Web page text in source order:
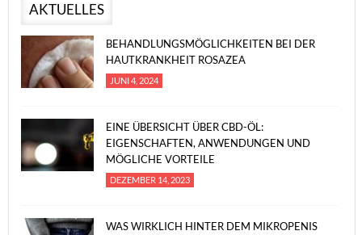
AKTUELLES
BEHANDLUNGSMÖGLICHKEITEN BEI DER
HAUTKRANKHEIT ROSAZEA
JUNI 4, 2024
EINE ÜBERSICHT ÜBER CBD-ÖL:
EIGENSCHAFTEN, ANWENDUNGEN UND
MÖGLICHE VORTEILE
DEZEMBER 14, 2023
WAS WIRKLICH HINTER DEM MIKROPENIS